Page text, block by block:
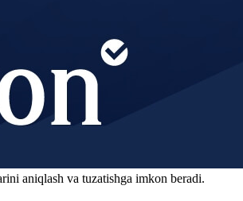
aniqlash va tuzatishga imkon beradi.